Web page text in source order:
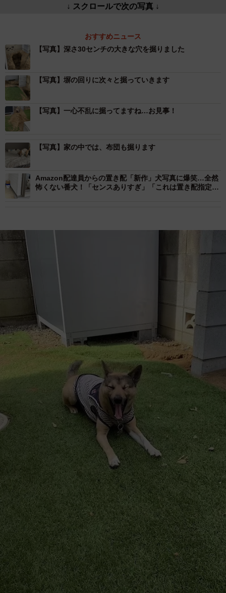
↓ スクロールで次の写真 ↓
おすすめニュース
【写真】深さ30センチの大きな穴を掘りました
【写真】塀の回りに次々と掘っていきます
【写真】一心不乱に掘ってますね…お見事！
【写真】家の中では、布団も掘ります
Amazon配達員からの置き配「新作」犬写真に爆笑…全然
怖くない番犬！「センスありすぎ」「これは置き配指定し